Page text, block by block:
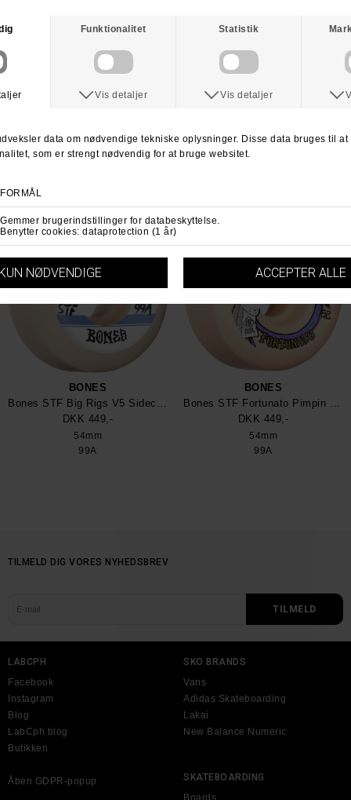
Bones 7/8 Screws
7/8"
Allen
Bones STF Dollhouse V1 Standard Wheel
52mm
99A
54mm
BONES
Bones STF Big Rigs V5 Sidecut 99a Wheel
DKK 449,-
54mm
99A
BONES
Bones STF Fortunato Pimpin 54mm V5 Sidecut 99a Wheel
DKK 449,-
54mm
99A
TILMELD DIG VORES NYHEDSBREV
LABCPH
Facebook
Instagram
Blog
LabCph blog
Butikken
Åben GDPR-popup
SKO BRANDS
Vans
Adidas Skateboarding
Lakai
New Balance Numeric
SKATEBOARDING
Boards